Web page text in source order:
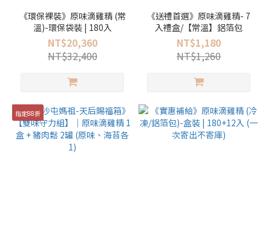
《環保裸裝》原味滴雞精 (常
溫)-環保袋裝 | 180入
NT$20,360
NT$32,400
《送禮首選》原味滴雞精- 7
入禮盒/【常溫】鋁箔包
NT$1,180
NT$1,260
指定88折